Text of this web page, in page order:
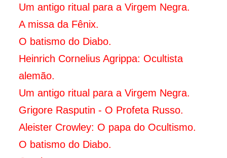
Um antigo ritual para a Virgem Negra.
A missa da Fênix.
O batismo do Diabo.
Heinrich Cornelius Agrippa: Ocultista
alemão.
Um antigo ritual para a Virgem Negra.
Grigore Rasputin - O Profeta Russo.
Aleister Crowley: O papa do Ocultismo.
O batismo do Diabo.